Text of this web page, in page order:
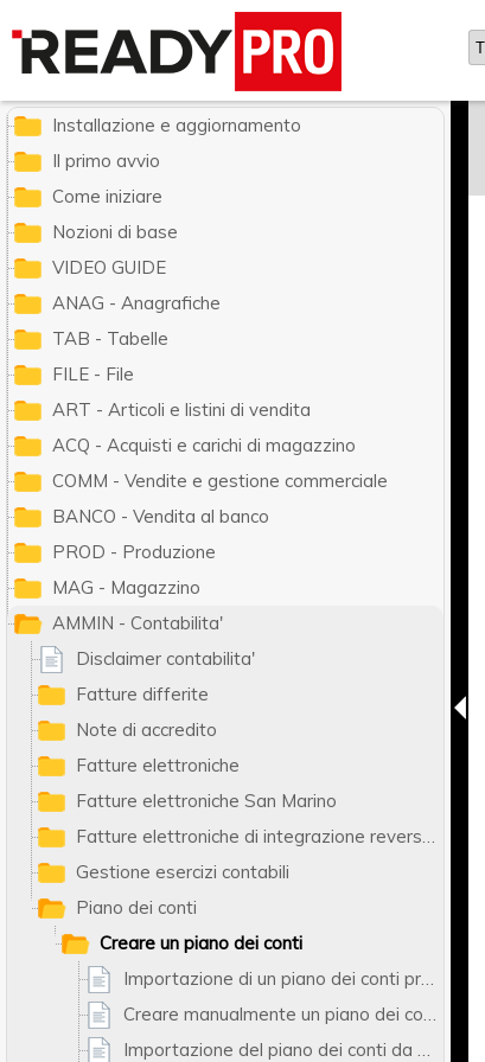
Ready Pro - Manuale utente
Installazione e aggiornamento
Il primo avvio
Come iniziare
Nozioni di base
VIDEO GUIDE
ANAG - Anagrafiche
TAB - Tabelle
FILE - File
ART - Articoli e listini di vendita
ACQ - Acquisti e carichi di magazzino
COMM - Vendite e gestione commerciale
BANCO - Vendita al banco
PROD - Produzione
MAG - Magazzino
AMMIN - Contabilita'
Disclaimer contabilita'
Fatture differite
Note di accredito
Fatture elettroniche
Fatture elettroniche San Marino
Fatture elettroniche di integrazione reverse charge e autofatture
Gestione esercizi contabili
Piano dei conti
Creare un piano dei conti
Importazione di un piano dei conti predefinito di Ready Pro
Creare manualmente un piano dei conti
Importazione del piano dei conti da un altro archivio Ready Pro